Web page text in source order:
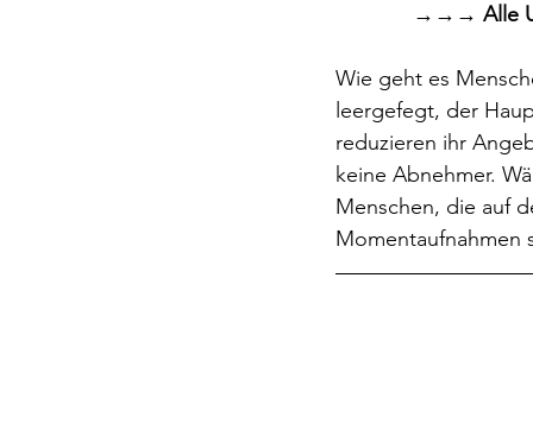
→→→ Alle
Wie geht es
leergefegt, der
reduzieren ihr
keine Abnehmer.
Menschen, die auf
Momentaufnahmen